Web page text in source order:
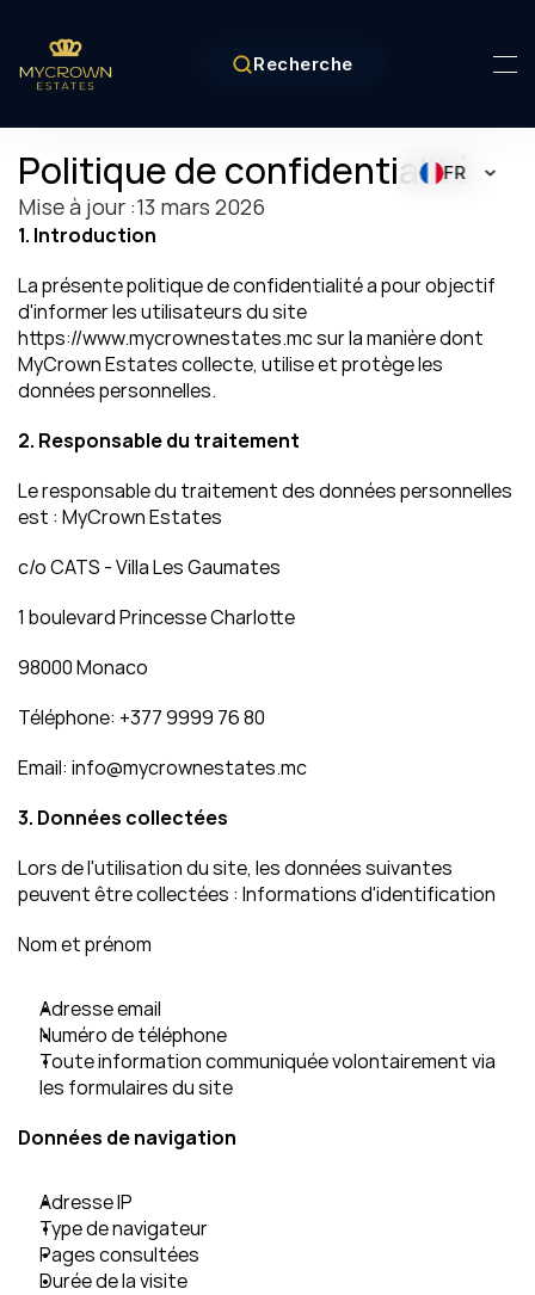
Recherche
Politique de confidentialité
Mise à jour :13 mars 2026
1. Introduction
La présente politique de confidentialité a pour objectif
d'informer les utilisateurs du site
https://www.mycrownestates.mc sur la manière dont
MyCrown Estates collecte, utilise et protège les
données personnelles.
2. Responsable du traitement
Le responsable du traitement des données personnelles
est : MyCrown Estates
c/o CATS - Villa Les Gaumates
1 boulevard Princesse Charlotte
98000 Monaco
Téléphone: +377 9999 76 80
Email: info@mycrownestates.mc
3. Données collectées
Lors de l'utilisation du site, les données suivantes
peuvent être collectées : Informations d'identification
Nom et prénom
Adresse email
Numéro de téléphone
Toute information communiquée volontairement via
les formulaires du site
Données de navigation
Adresse IP
Type de navigateur
Pages consultées
Durée de la visite
FR